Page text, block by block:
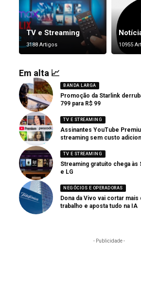
TV e Streaming
3188 Artigos 10955
Em alta 📈
BANDA LARGA
Promoção da Starlink
799 para R$ 99
TV E STREAMING
Assinantes YouTube
streaming sem custo
TV E STREAMING
Streaming gratuito chega às
e LG
NEGÓCIOS E OPERADORAS
Dona da Vivo vai cortar
trabalho e aposta tudo na IA
- Publicidade -